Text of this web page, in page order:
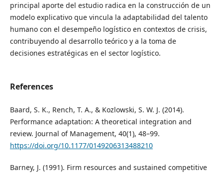
principal aporte del estudio radica en la construcción de un
modelo explicativo que vincula la adaptabilidad del talento
humano con el desempeño logístico en contextos de crisis,
contribuyendo al desarrollo teórico y a la toma de
decisiones estratégicas en el sector logístico.
References
Baard, S. K., Rench, T. A., & Kozlowski, S. W. J. (2014).
Performance adaptation: A theoretical integration and
review. Journal of Management, 40(1), 48–99.
https://doi.org/10.1177/0149206313488210
Barney, J. (1991). Firm resources and sustained competitive